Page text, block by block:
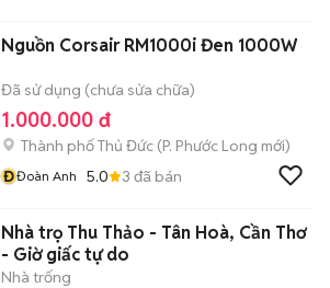
Nguồn Corsair RM1000i Đen 1000W
Đã sử dụng (chưa sửa chữa)
1.000.000 đ
Thành phố Thủ Đức (P. Phước Long mới)
ĐĐoàn Anh 5.0 3 đã bán
Nhà trọ Thu Thảo - Tân Hoà, Cần Thơ
- Giờ giấc tự do
Nhà trống